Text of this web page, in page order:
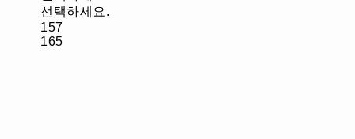
선택하세요.
157
165